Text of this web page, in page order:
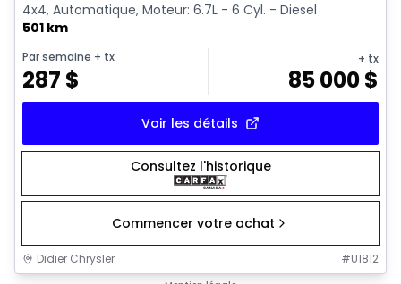
4x4, Automatique, Moteur: 6.7L - 6 Cyl. - Diesel
501 km
Par semaine + tx
287 $
+ tx
85 000$
Voir les détails
Consultez l'historique
Commencer votre achat
Didier Chrysler #U1812